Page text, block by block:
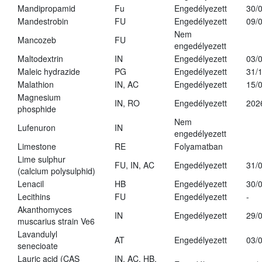
Mandipropamid
Fu Engedélyezett
30/
Mandestrobin
FU Engedélyezett
09/
Mancozeb
FU
Nem
engedélyezett
Maltodextrin
IN Engedélyezett
03/
Maleic hydrazide
PG Engedélyezett
31/
Malathion
IN, AC Engedélyezett
15/
Magnesium
phosphide
IN, RO Engedélyezett
Lufenuron IN
Nem
engedélyezett
Limestone
RE
Folyamatban
Lime sulphur
(calcium polysulphid)
FU, IN, AC Engedélyezett
31/
Lenacil
HB Engedélyezett
30/
Lecithins
FU Engedélyezett
-
Akanthomyces
muscarius strain Ve6
IN Engedélyezett
29/
Lavandulyl
senecioate
AT Engedélyezett
03/
Lauric acid (CAS
IN, AC, HB,